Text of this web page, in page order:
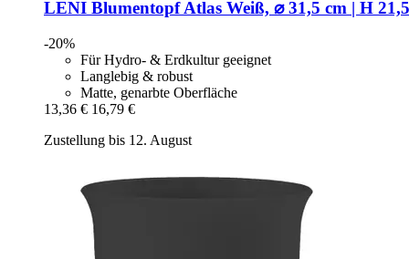
LENI Blumentopf Atlas Weiß, ⌀ 31,5 cm | H
-20%
Für Hydro- & Erdkultur geeignet
Langlebig & robust
Matte, genarbte Oberfläche
13,36 € 16,79 €
Zustellung bis 12. August